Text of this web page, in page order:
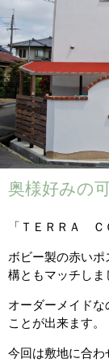
奥様好みの
「ＴＥＲＲＡ Ｃ
ボビー製の赤い
構ともマッチしま
オーダーメイド
ことが出来ます。
今回は敷地に合